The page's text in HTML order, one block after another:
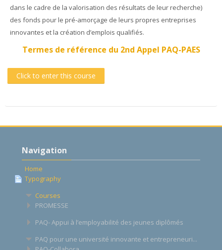
dans le cadre de la valorisation des résultats de leur recherche)
des fonds pour le pré-amorçage de leurs propres entreprises
innovantes et la création d’emplois qualifiés.
Termes de référence du 2nd Appel PAQ-PAES
Click to enter this course
Navigation
Home
Typography
Courses
PROMESSE
PAQ- Appui à l’employabilité des jeunes diplômés
PAQ pour une université innovante et entrepreneuri...